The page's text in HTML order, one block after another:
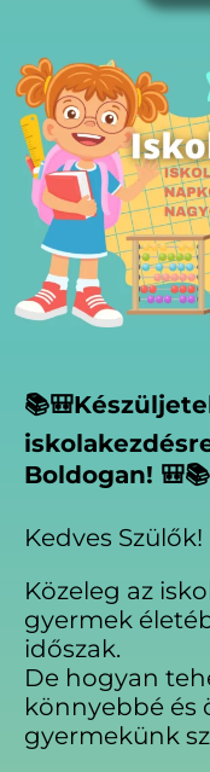
Boldogan! 🎒📚
Kedves Szülők!
Közeleg az
gyermek
időszak.
De hogyan
könnyebbé és
gyermekünk